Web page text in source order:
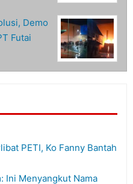
Demo
Futai
PETI, Ko Fanny Bantah
Ini Menyangkut Nama